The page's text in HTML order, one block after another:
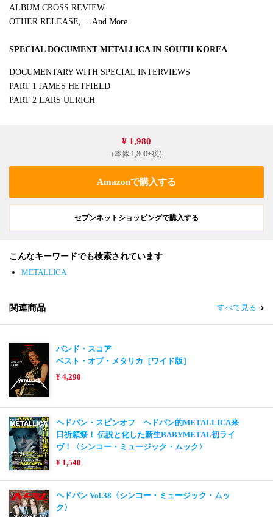
ALBUM CROSS REVIEW
OTHER RELEASE, …And More
SPECIAL DOCUMENT METALLICA IN SOUTH KOREA
DOCUMENTARY WITH SPECIAL INTERVIEWS
PART 1 JAMES HETFIELD
PART 2 LARS ULRICH
¥ 1,980
（本体 1,800+税）
Amazonで購入する
セブンネットショッピングで購入する
こんなキーワードでも検索されています
METALLICA
関連商品 すべて見る
バンド・スコア
ベスト・オブ・メタリカ［ワイド版］
¥ 4,290
ヘドバン・スピンオフ ヘドバン的METALLICA来
日祈願祭！ 伝説と化した新生BABYMETAL初ライ
ヴ！〈シンコー・ミュージック・ムック〉
¥ 1,540
ヘドバン Vol.38〈シンコー・ミュージック・ムッ
ク〉